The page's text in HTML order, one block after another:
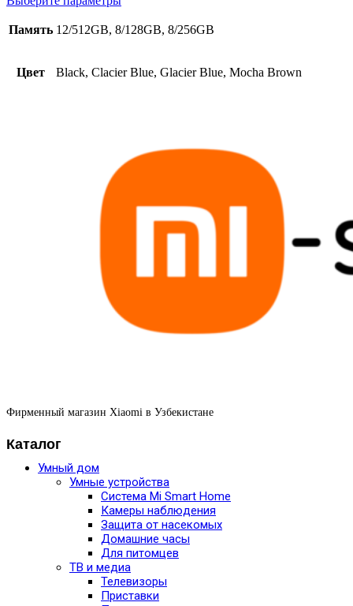
Память 12/512GB, 8/128GB, 8/256GB
Цвет Black, Clacier Blue, Glacier Blue, Mocha Brown
Фирменный магазин Xiaomi в Узбекистане
Каталог
Умный дом
Умные устройства
Система Mi Smart Home
Камеры наблюдения
Защита от насекомых
Домашние часы
Для питомцев
ТВ и медиа
Телевизоры
Приставки